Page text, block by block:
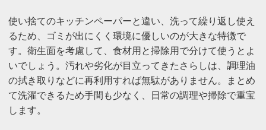
​使い捨てのキッチンペーパーと違い、洗って繰り返し使え
るため、ゴミが出にくく環境に優しいのが大きな特徴で
す。衛生面を考慮して、食材用と掃除用で分けて使うとよ
いでしょう。汚れや劣化が目立ってきたさらしは、調理油
の拭き取りなどに再利用すれば無駄がありません。まとめ
て洗濯できるため手間も少なく、日常の調理や掃除で重宝
します。